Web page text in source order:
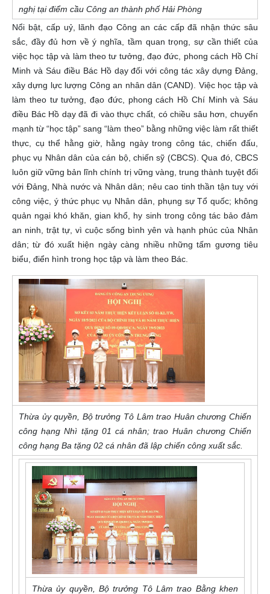
nghị tại điểm cầu Công an thành phố Hải Phòng
Nổi bật, cấp uỷ, lãnh đạo Công an các cấp đã nhận thức sâu
sắc, đầy đủ hơn về ý nghĩa, tầm quan trọng, sự cần thiết của
việc học tập và làm theo tư tưởng, đạo đức, phong cách Hồ Chí
Minh và Sáu điều Bác Hồ dạy đối với công tác xây dựng Đảng,
xây dựng lực lượng Công an nhân dân (CAND). Việc học tập và
làm theo tư tưởng, đạo đức, phong cách Hồ Chí Minh và Sáu
điều Bác Hồ dạy đã đi vào thực chất, có chiều sâu hơn, chuyển
mạnh từ “học tập” sang “làm theo” bằng những việc làm rất thiết
thực, cụ thể hằng giờ, hằng ngày trong công tác, chiến đấu,
phục vụ Nhân dân của cán bộ, chiến sỹ (CBCS). Qua đó, CBCS
luôn giữ vững bản lĩnh chính trị vững vàng, trung thành tuyệt đối
với Đảng, Nhà nước và Nhân dân; nêu cao tinh thần tận tuỵ với
công việc, ý thức phục vụ Nhân dân, phụng sự Tổ quốc; không
quản ngại khó khăn, gian khổ, hy sinh trong công tác bảo đảm
an ninh, trật tự, vì cuộc sống bình yên và hạnh phúc của Nhân
dân; từ đó xuất hiện ngày càng nhiều những tấm gương tiêu
biểu, điển hình trong học tập và làm theo Bác.
Thừa ủy quyền, Bộ trưởng Tô Lâm trao Huân chương Chiến
công hạng Nhì tặng 01 cá nhân; trao Huân chương Chiến
công hạng Ba tặng 02 cá nhân đã lập chiến công xuất sắc.
Thừa ủy quyền, Bộ trưởng Tô Lâm trao Bằng khen